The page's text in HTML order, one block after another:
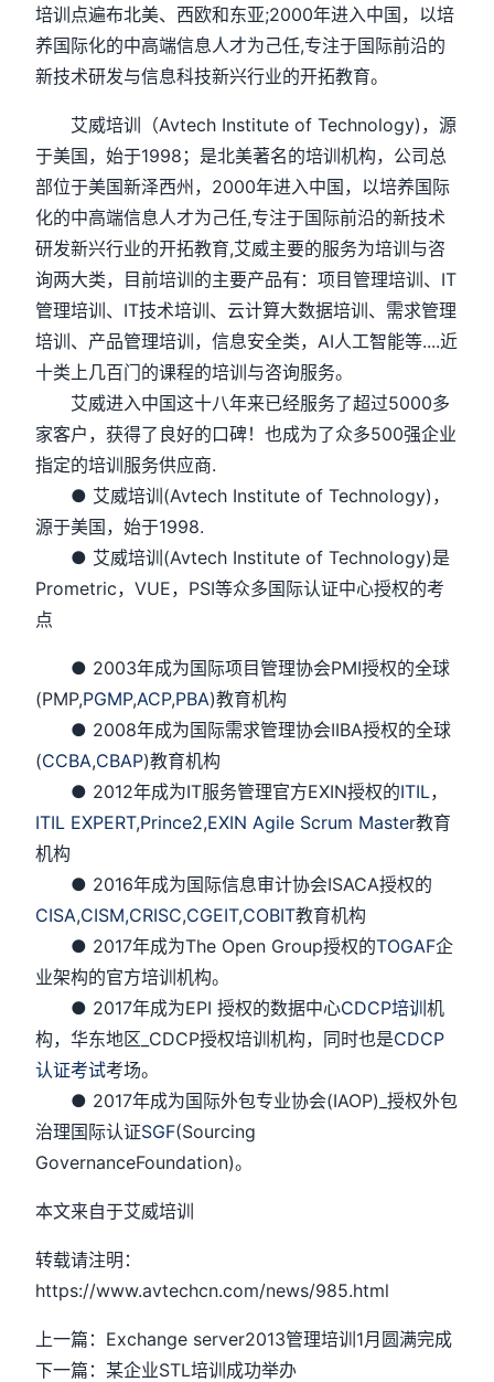
培训点遍布北美、西欧和东亚;2000年进入中国，以培
养国际化的中高端信息人才为己任,专注于国际前沿的
新技术研发与信息科技新兴行业的开拓教育。
艾威培训（Avtech Institute of Technology)，源
于美国，始于1998；是北美著名的培训机构，公司总
部位于美国新泽西州，2000年进入中国，以培养国际
化的中高端信息人才为己任,专注于国际前沿的新技术
研发新兴行业的开拓教育,艾威主要的服务为培训与咨
询两大类，目前培训的主要产品有：项目管理培训、IT
管理培训、IT技术培训、云计算大数据培训、需求管理
培训、产品管理培训，信息安全类，AI人工智能等....近
十类上几百门的课程的培训与咨询服务。
艾威进入中国这十八年来已经服务了超过5000多
家客户，获得了良好的口碑！也成为了众多500强企业
指定的培训服务供应商.
● 艾威培训(Avtech Institute of Technology)，
源于美国，始于1998.
● 艾威培训(Avtech Institute of Technology)是
Prometric，VUE，PSI等众多国际认证中心授权的考
点
● 2003年成为国际项目管理协会PMI授权的全球
(PMP,PGMP,ACP,PBA)教育机构
● 2008年成为国际需求管理协会IIBA授权的全球
(CCBA,CBAP)教育机构
● 2012年成为IT服务管理官方EXIN授权的ITIL，
ITIL EXPERT,Prince2,EXIN Agile Scrum Master教育
机构
● 2016年成为国际信息审计协会ISACA授权的
CISA,CISM,CRISC,CGEIT,COBIT教育机构
● 2017年成为The Open Group授权的TOGAF企
业架构的官方培训机构。
● 2017年成为EPI 授权的数据中心CDCP培训机
构，华东地区_CDCP授权培训机构，同时也是CDCP
认证考试考场。
● 2017年成为国际外包专业协会(IAOP)_授权外包
治理国际认证SGF(Sourcing
GovernanceFoundation)。
本文来自于艾威培训
转载请注明：
https://www.avtechcn.com/news/985.html
上一篇：Exchange server2013管理培训1月圆满完成
下一篇：某企业STL培训成功举办